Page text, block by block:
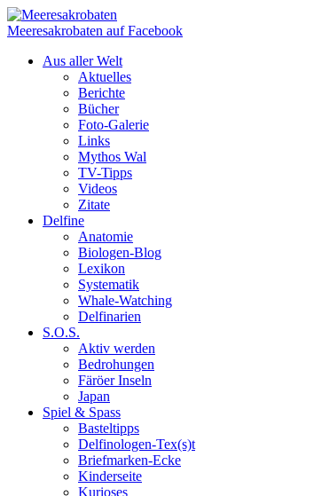
Meeresakrobaten auf Facebook
Aus aller Welt
Aktuelles
Berichte
Bücher
Foto-Galerie
Links
Mythos Wal
TV-Tipps
Videos
Zitate
Delfine
Anatomie
Biologen-Blog
Lexikon
Systematik
Whale-Watching
Delfinarien
S.O.S.
Aktiv werden
Bedrohungen
Färöer Inseln
Japan
Spiel & Spass
Basteltipps
Delfinologen-Tex(s)t
Briefmarken-Ecke
Kinderseite
Kurioses